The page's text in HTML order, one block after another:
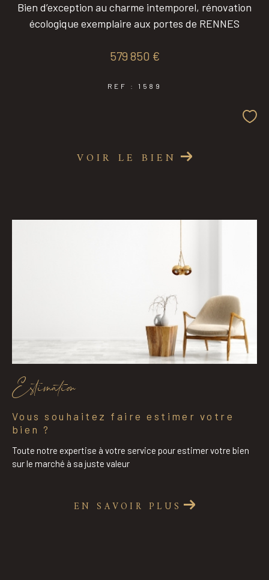
Bien d’exception au charme intemporel, rénovation
écologique exemplaire aux portes de RENNES
579 850 €
REF : 1589
VOIR LE BIEN
Estimation
Vous souhaitez faire estimer votre
bien ?
Toute notre expertise à votre service pour estimer votre bien
sur le marché à sa juste valeur
EN SAVOIR PLUS